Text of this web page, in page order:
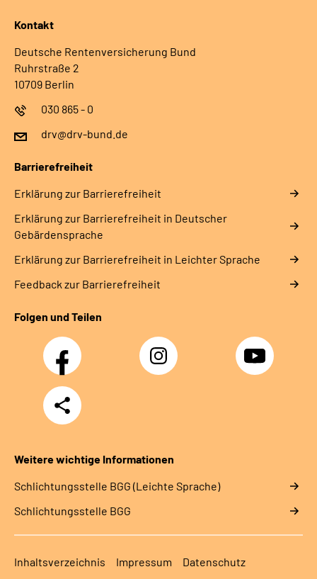
Kontakt
Deutsche Rentenversicherung Bund
Ruhrstraße 2
10709 Berlin
030 865 - 0
drv@drv-bund.de
Barrierefreiheit
Erklärung zur Barrierefreiheit
Erklärung zur Barrierefreiheit in Deutscher
Gebärdensprache
Erklärung zur Barrierefreiheit in Leichter Sprache
Feedback zur Barrierefreiheit
Folgen und Teilen
Facebook Instagram YouTube
Teilen
Weitere wichtige Informationen
Schlich­tungs­stel­le BGG (Leichte Sprache)
Schlich­tungs­stel­le BGG
Inhaltsverzeichnis Impressum Datenschutz